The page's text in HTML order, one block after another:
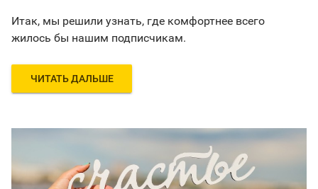
Итак, мы решили узнать, где комфортнее всего
жилось бы нашим подписчикам.
ЧИТАТЬ ДАЛЬШЕ